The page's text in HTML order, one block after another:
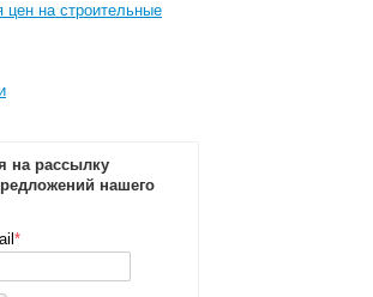
цен на строительные
на рассылку
нашего
*